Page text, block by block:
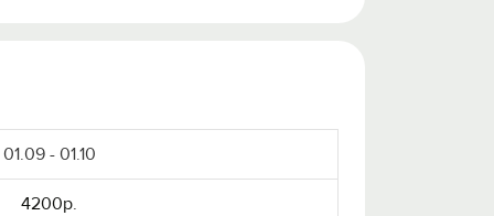
01.09 - 01.10
4200р.